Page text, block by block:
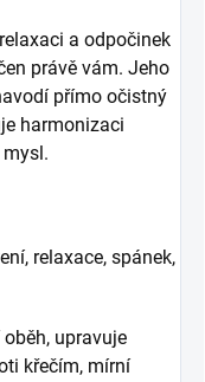
a odpočinek
právě vám. Jeho
přímo očistný
harmonizaci
relaxace, spánek,
upravuje
křečím, mírní